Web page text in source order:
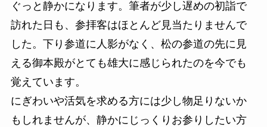
ぐっと静かになります。筆者が少し遅めの初詣で
訪れた日も、参拝客はほとんど見当たりませんで
した。下り参道に人影がなく、松の参道の先に見
える御本殿がとても雄大に感じられたのを今でも
覚えています。
にぎわいや活気を求める方には少し物足りないか
もしれませんが、静かにじっくりお参りしたい方